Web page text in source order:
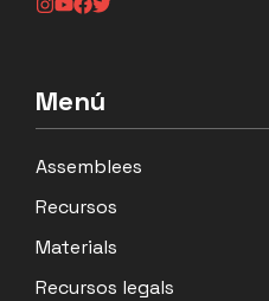
Menú
Assemblees
Recursos
Materials
Recursos legals